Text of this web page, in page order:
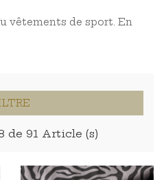
vêtements de sport. En
de 91 Article (s)